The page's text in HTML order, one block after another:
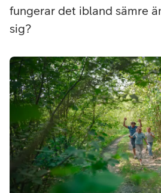
fungerar det ibland sämre
sig?